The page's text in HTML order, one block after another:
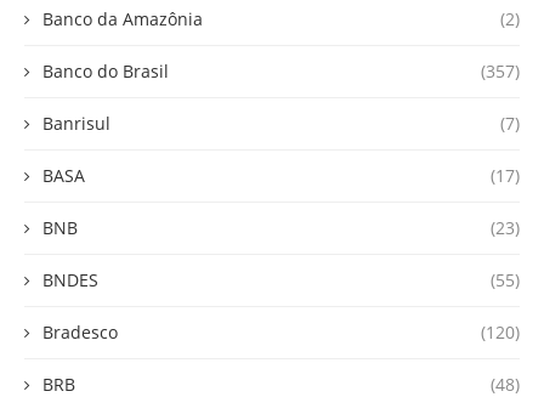
Banco da Amazônia (2)
Banco do Brasil (357)
Banrisul (7)
BASA (17)
BNB (23)
BNDES (55)
Bradesco (120)
BRB (48)